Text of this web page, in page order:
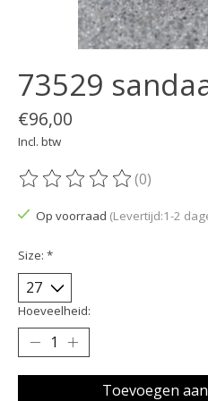
73529
€96,00
Incl. btw
De beoordeling van dit
(0)
Op voorraad (Levertijd:1-2
Size: *
Hoeveelheid:
Toevoegen